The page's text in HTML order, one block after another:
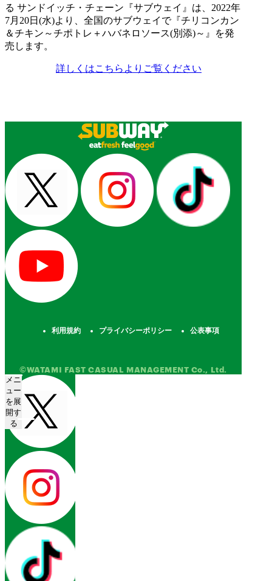
る サンドイッチ・チェーン『サブウェイ』は、2022年
7月20日(水)より、全国のサブウェイで『チリコンカン
＆チキン～チポトレ＋ハバネロソース(別添)～』を発
売します。
詳しくはこちらよりご覧ください
利用規約 プライバシーポリシー 公表事項
©WATAMI FAST CASUAL MANAGEMENT Co., Ltd.
メニ
ュー
を展
開す
る